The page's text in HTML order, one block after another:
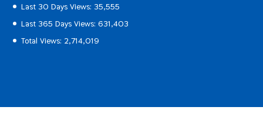
Last 30 Days Views: 35,555
Last 365 Days Views:631,403
Total Views: 2,714,019